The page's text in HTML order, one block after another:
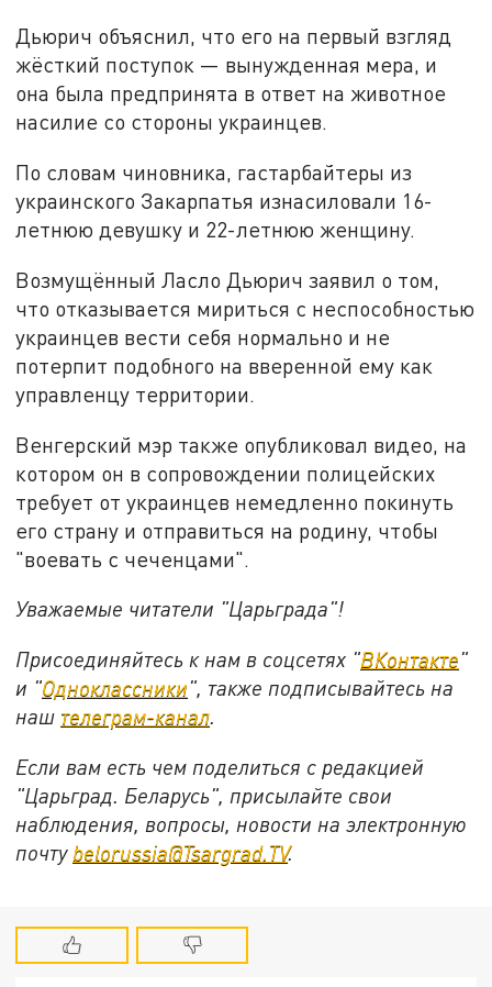
Дьюрич объяснил, что его на первый взгляд
жёсткий поступок — вынужденная мера, и
она была предпринята в ответ на животное
насилие со стороны украинцев.
По словам чиновника, гастарбайтеры из
украинского Закарпатья изнасиловали 16-
летнюю девушку и 22-летнюю женщину.
Возмущённый Ласло Дьюрич заявил о том,
что отказывается мириться с неспособностью
украинцев вести себя нормально и не
потерпит подобного на вверенной ему как
управленцу территории.
Венгерский мэр также опубликовал видео, на
котором он в сопровождении полицейских
требует от украинцев немедленно покинуть
его страну и отправиться на родину, чтобы
"воевать с чеченцами".
Уважаемые читатели "Царьграда"!
Присоединяйтесь к нам в соцсетях "ВКонтакте"
и "Одноклассники", также подписывайтесь на
наш телеграм-канал.
Если вам есть чем поделиться с редакцией
"Царьград. Беларусь", присылайте свои
наблюдения, вопросы, новости на электронную
почту belorussia@Tsargrad.TV.